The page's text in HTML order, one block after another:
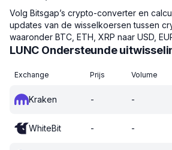
Volg Bitsgap’s crypto-converter en
updates van de wisselkoersen tussen
waaronder BTC, ETH, XRP naar USD,
LUNC Ondersteunde
Exchange Prijs Volume
Kraken - -
WhiteBit - -